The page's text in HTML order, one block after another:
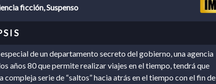
ficción, Suspenso
de un departamento secreto del gobierno, una agencia
años 80 que permite realizar viajes en el tiempo, tendrá que
compleja serie de “saltos” hacia atrás en el tiempo con el fin de